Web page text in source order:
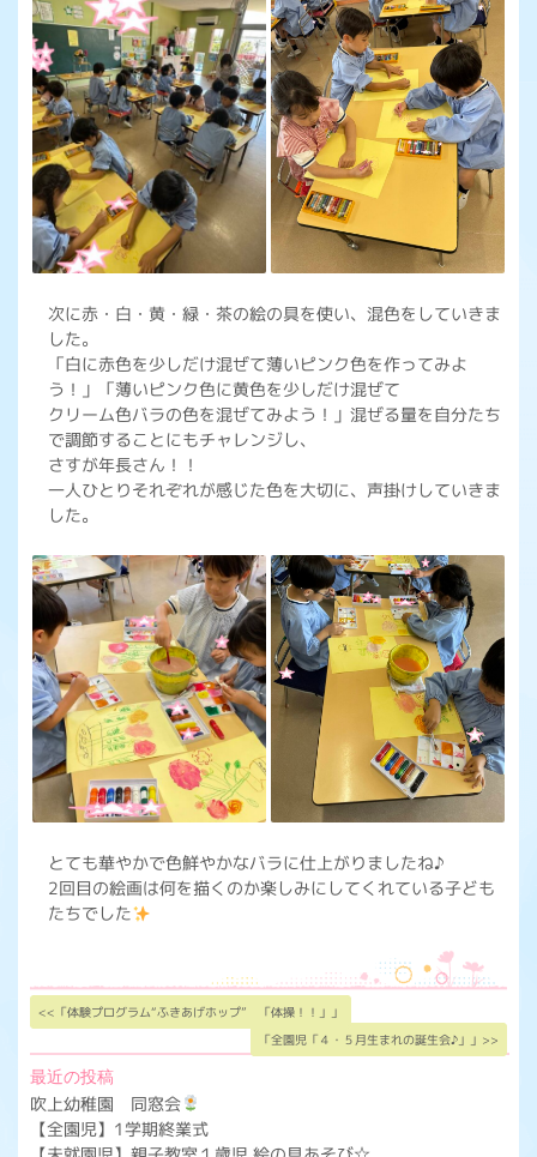
次に赤・白・黄・緑・茶の絵の具を使い、混色をしていきま
した。
「白に赤色を少しだけ混ぜて薄いピンク色を作ってみよ
う！」「薄いピンク色に黄色を少しだけ混ぜて
クリーム色バラの色を混ぜてみよう！」混ぜる量を自分たち
で調節することにもチャレンジし、
さすが年長さん！！
一人ひとりそれぞれが感じた色を大切に、声掛けしていきま
した。
とても華やかで色鮮やかなバラに仕上がりましたね♪
2回目の絵画は何を描くのか楽しみにしてくれている子ども
たちでした
<<「体験プログラム“ふきあげホップ” 「体操！！」」
「全園児「４・５月生まれの誕生会♪」」>>
最近の投稿
吹上幼稚園 同窓会
【全園児】1学期終業式